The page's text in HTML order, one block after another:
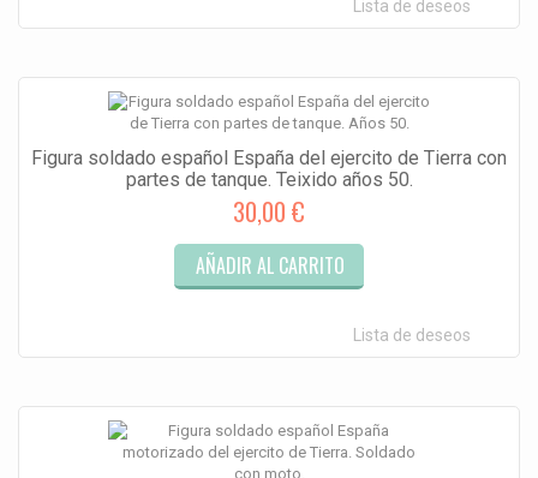
Lista de deseos
Figura soldado español España del ejercito de Tierra con
partes de tanque. Teixido años 50.
30,00 €
AÑADIR AL CARRITO
Lista de deseos